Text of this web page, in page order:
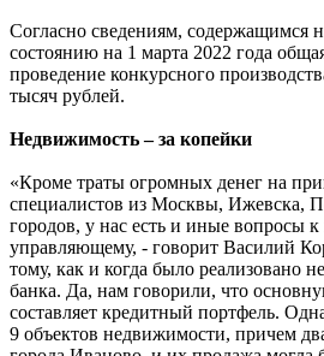
Согласно сведениям, содержащимся
состоянию на 1 марта 2022 года
проведение конкурсного
тысяч рублей.
Недвижимость – за копейки
«Кроме траты огромных денег на
специалистов из Москвы, Ижевска,
городов, у нас есть и иные вопросы
управляющему, - говорит Василий
тому, как и когда было реализовано
банка. Да, нам говорили, что
составляет кредитный портфель.
9 объектов недвижимости, причем